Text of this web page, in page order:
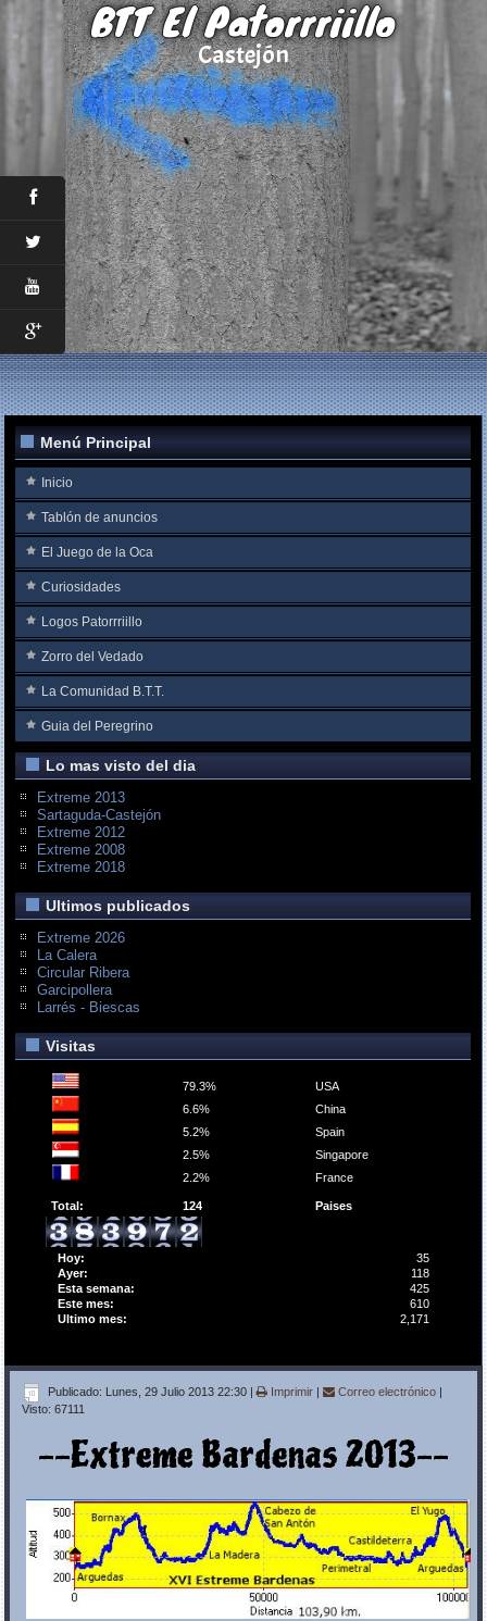
BTT El Patorrriillo
Castejón
Menú Principal
Inicio
Tablón de anuncios
El Juego de la Oca
Curiosidades
Logos Patorrriillo
Zorro del Vedado
La Comunidad B.T.T.
Guia del Peregrino
Lo mas visto del dia
Extreme 2013
Sartaguda-Castejón
Extreme 2012
Extreme 2008
Extreme 2018
Ultimos publicados
Extreme 2026
La Calera
Circular Ribera
Garcipollera
Larrés - Biescas
Visitas
79.3%
USA
6.6%
China
5.2%
Spain
2.5%
Singapore
2.2%
France
Total: 124 Paises
Hoy:
35
Ayer:
118
Esta semana:
425
Este mes:
610
Ultimo mes:
2,171
Publicado: Lunes, 29 Julio 2013 22:30 | Imprimir | Correo electrónico |
Visto: 67111
--Extreme Bardenas 2013--